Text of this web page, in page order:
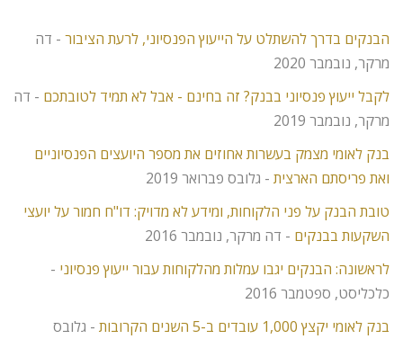
הבנקים בדרך להשתלט על הייעוץ הפנסיוני, לרעת הציבור - דה
מרקר, נובמבר 2020
לקבל ייעוץ פנסיוני בבנק? זה בחינם - אבל לא תמיד לטובתכם - דה
מרקר, נובמבר 2019
בנק לאומי מצמק בעשרות אחוזים את מספר היועצים הפנסיוניים
ואת פריסתם הארצית - גלובס פברואר 2019
טובת הבנק על פני הלקוחות, ומידע לא מדויק: דו"ח חמור על יועצי
השקעות בבנקים - דה מרקר, נובמבר 2016
לראשונה: הבנקים יגבו עמלות מהלקוחות עבור ייעוץ פנסיוני -
כלכליסט, ספטמבר 2016
בנק לאומי יקצץ 1,000 עובדים ב-5 השנים הקרובות
- גלובס